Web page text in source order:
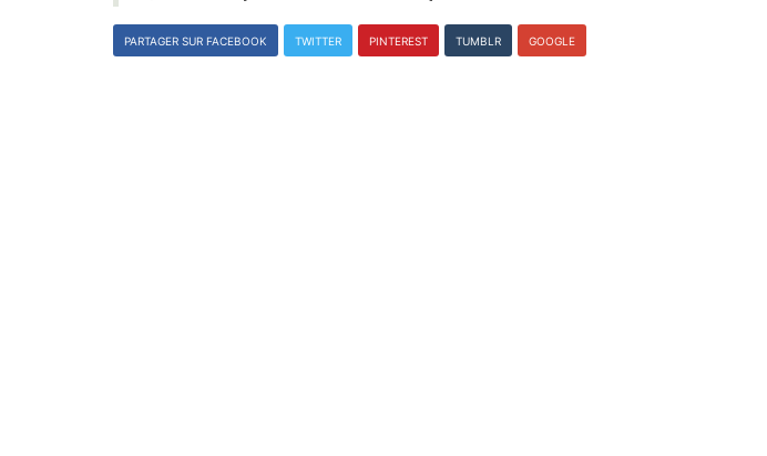
PARTAGER SUR FACEBOOK TWITTER PINTEREST TUMBLR GOOGLE